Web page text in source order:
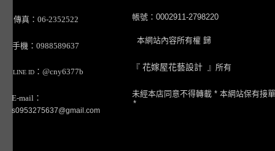
傳真：06-2352522
手機：0988589637
LINE ID ：@cny6377b
E-mail：
s0953275637@gmail.com
帳號：0002911-2798220
本網站內容所有權 歸
『 花嫁屋花藝設計 』所有
未經本店同意不得轉載 * 本網站保有接
*